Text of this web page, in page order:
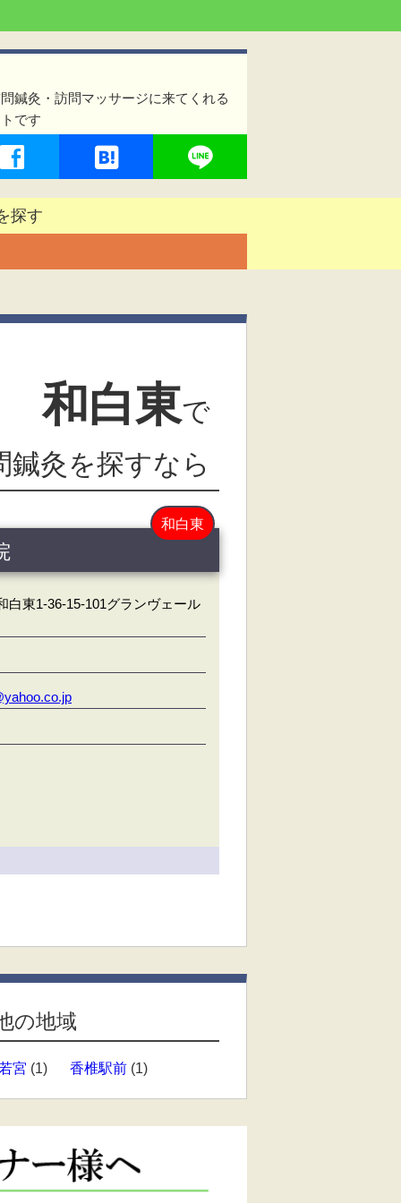
鍼灸・訪問マッサージに来てくれる
です
探す
和白東で
灸を探すなら
和白東
白東1-36-15-101グランヴェール
の地域
宮 (1) 香椎駅前 (1)